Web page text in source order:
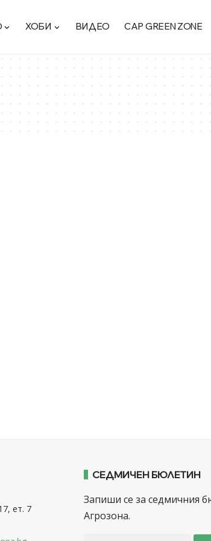
ХОБИ ВИДЕО CAP GREEN ZONE
ет. 7
СЕДМИЧЕН БЮЛЕТИН
Запиши се за седмичния
Агрозона.